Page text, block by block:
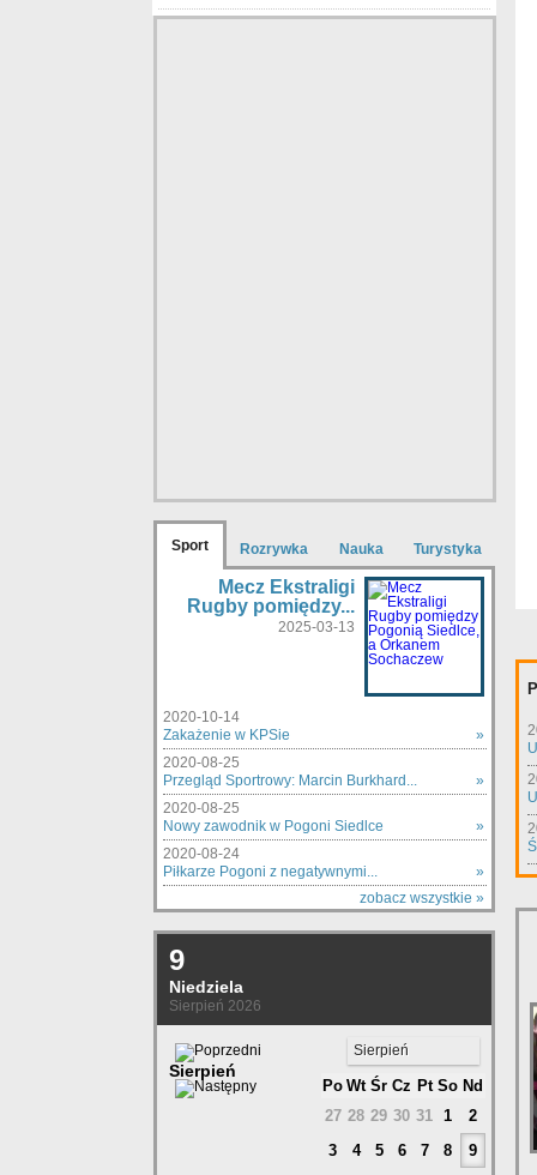
Sport Rozrywka Nauka Turystyka
Mecz Ekstraligi
Rugby pomiędzy...
2025-03-13
2020-10-14
Zakażenie w KPSie
»
2020-08-25
Przegląd Sportrowy: Marcin Burkhard...
»
2020-08-25
Nowy zawodnik w Pogoni Siedlce
»
2020-08-24
Piłkarze Pogoni z negatywnymi...
»
zobacz wszystkie »
9
Niedziela
Sierpień 2026
Sierpień
Sierpień
Po Wt Śr Cz Pt So Nd
27 28 29 30 31 1
2
3
4 5 6 7 8
9